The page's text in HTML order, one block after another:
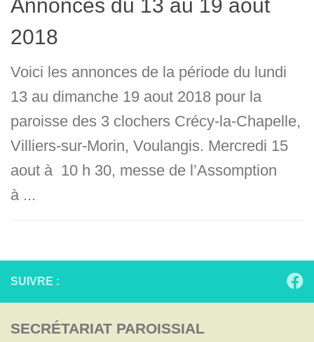
Annonces du 13 au 19 aout
2018
Voici les annonces de la période du lundi
13 au dimanche 19 aout 2018 pour la
paroisse des 3 clochers Crécy-la-Chapelle,
Villiers-sur-Morin, Voulangis. Mercredi 15
aout à 10 h 30, messe de l’Assomption
à ...
SUIVRE :
SECRÉTARIAT PAROISSIAL